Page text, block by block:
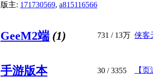
版主: 171730569, a815116566
GeeM2端 (1) 731 / 13万 侠客
手游版本 30 / 3355 【